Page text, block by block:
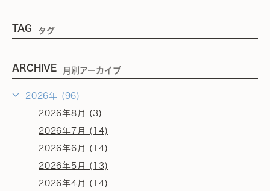
TAG タグ
ARCHIVE 月別アーカイブ
2026年 (96)
2026年8月 (3)
2026年7月 (14)
2026年6月 (14)
2026年5月 (13)
2026年4月 (14)